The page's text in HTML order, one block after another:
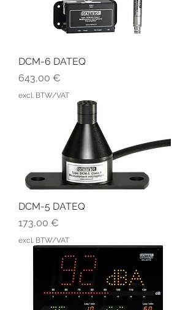
DCM-6 DATEQ
Prix
643,00 €
excl. BTW/VAT
DCM-5 DATEQ
Prix
173,00 €
excl. BTW/VAT